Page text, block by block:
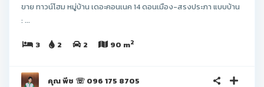
ขาย ทาวน์โฮม หมู่บ้าน เดอะคอนเนค 14 ดอนเมือง-สรงประภา แบบบ้าน
: ...
3 2 2 90 m2
คุณ พีช ☏ 096 175 8705